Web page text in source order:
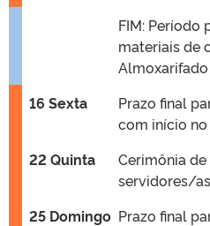
FIM: Período
materiais de
16 Sexta
Prazo final
com início
22 Quinta
Cerimônia
servidores/
25 Domingo Prazo final